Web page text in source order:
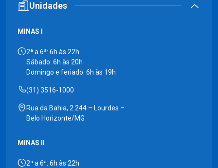
Unidades
MINAS I
2ª a 6ª: 6h às 22h
Sábado: 6h às 20h
Domingo e feriado: 6h às 19h
(31) 3516-1000
Rua da Bahia, 2.244 – Lourdes –
Belo Horizonte/MG
MINAS II
2ª a 6ª: 6h às 22h